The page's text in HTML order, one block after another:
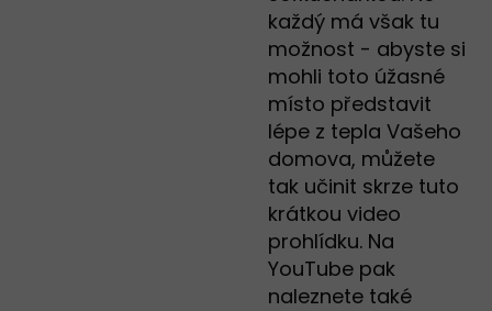
každý má však tu
možnost - abyste si
mohli toto úžasné
místo představit
lépe z tepla Vašeho
domova, můžete
tak učinit skrze tuto
krátkou video
prohlídku. Na
YouTube pak
naleznete také